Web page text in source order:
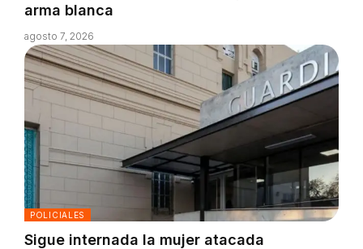
arma blanca
agosto 7, 2026
POLICIALES
Sigue internada la mujer atacada